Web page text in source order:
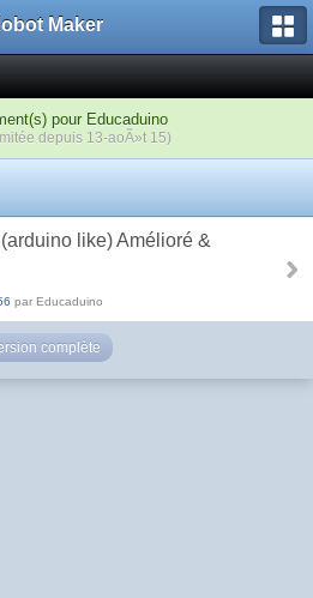
Maker
pour Educaduino
depuis 13-aoÃ»t 15)
like) Amélioré &
par Educaduino
complète